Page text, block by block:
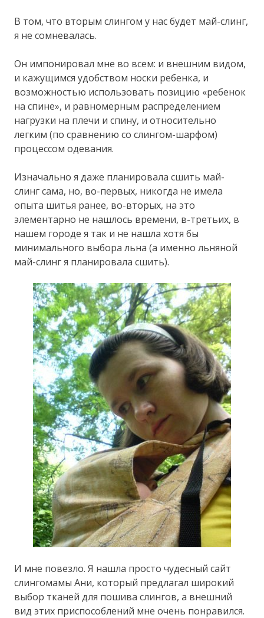
В том, что вторым слингом у нас будет май-слинг,
я не сомневалась.
Он импонировал мне во всем: и внешним видом,
и кажущимся удобством носки ребенка, и
возможностью использовать позицию «ребенок
на спине», и равномерным распределением
нагрузки на плечи и спину, и относительно
легким (по сравнению со слингом-шарфом)
процессом одевания.
Изначально я даже планировала сшить май-
слинг сама, но, во-первых, никогда не имела
опыта шитья ранее, во-вторых, на это
элементарно не нашлось времени, в-третьих, в
нашем городе я так и не нашла хотя бы
минимального выбора льна (а именно льняной
май-слинг я планировала сшить).
И мне повезло. Я нашла просто чудесный сайт
слингомамы Ани, который предлагал широкий
выбор тканей для пошива слингов, а внешний
вид этих приспособлений мне очень понравился.